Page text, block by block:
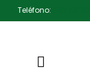
Teléfono:
